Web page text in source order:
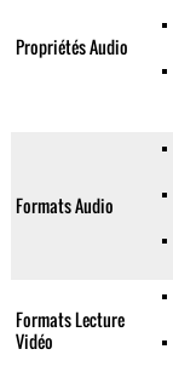
Propriétés Audio
Formats Audio
Formats Lecture
Vidéo